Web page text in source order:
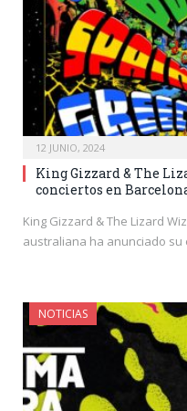
12 JUNIO, 2024
King Gizzard & The
conciertos en
King Gizzard & The Lizard
australiana ha anunciado
NOTICIAS